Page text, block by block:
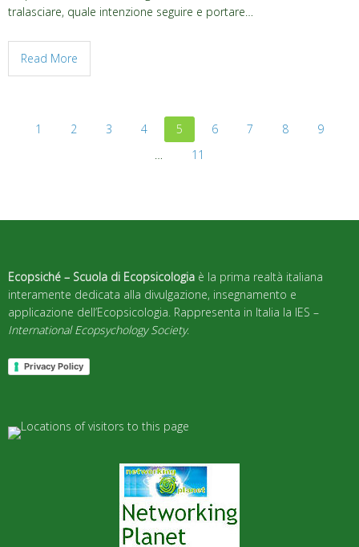
tralasciare, quale intenzione seguire e portare…
Read More
1 2 3 4 5 6 7 8
9
…
11
Ecopsiché – Scuola di Ecopsicologia è la prima realtà italiana
interamente dedicata alla divulgazione, insegnamento e
applicazione dell’Ecopsicologia. Rappresenta in Italia la IES –
International Ecopsychology Society.
Privacy Policy